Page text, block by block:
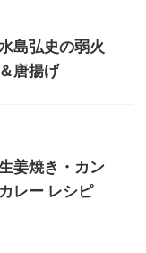
島弘史の弱火
唐揚げ
姜焼き・カン
レー レシピ